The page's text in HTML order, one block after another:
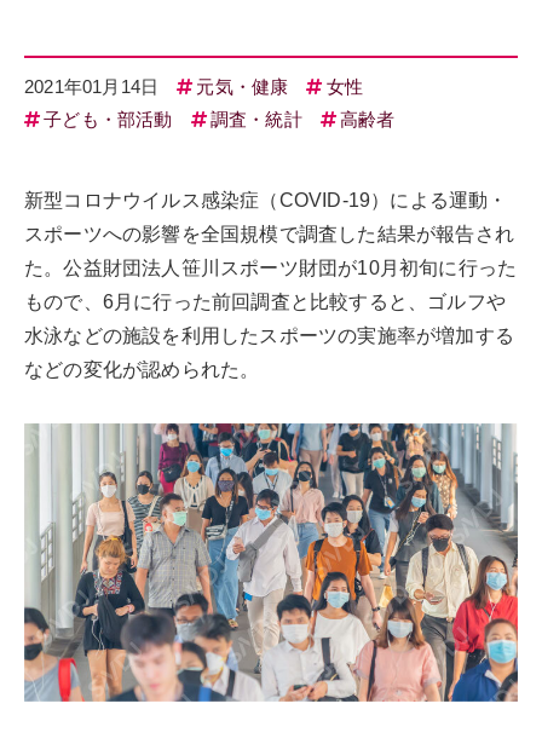
2021年01月14日 元気・健康
女性
子ども・部活動
調査・統計 高齢者
新型コロナウイルス感染症（COVID-19）による運動・
スポーツへの影響を全国規模で調査した結果が報告され
た。公益財団法人笹川スポーツ財団が10月初旬に行った
もので、6月に行った前回調査と比較すると、ゴルフや
水泳などの施設を利用したスポーツの実施率が増加する
などの変化が認められた。